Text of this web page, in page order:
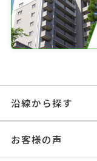
沿線から探す
お客様の声